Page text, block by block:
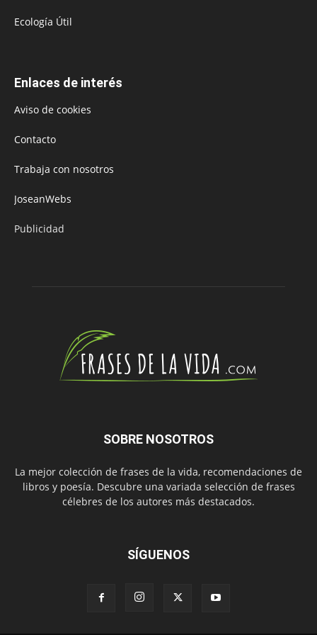
Ecología Útil
Enlaces de interés
Aviso de cookies
Contacto
Trabaja con nosotros
JoseanWebs
Publicidad
SOBRE NOSOTROS
La mejor colección de frases de la vida, recomendaciones de
libros y poesía. Descubre una variada selección de frases
célebres de los autores más destacados.
SÍGUENOS